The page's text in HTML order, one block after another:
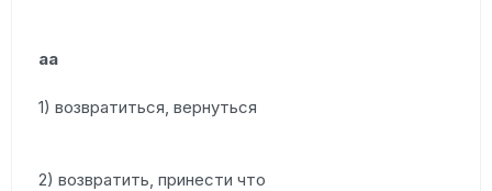
аа
1) возвратиться, вернуться
2) возвратить, принести что